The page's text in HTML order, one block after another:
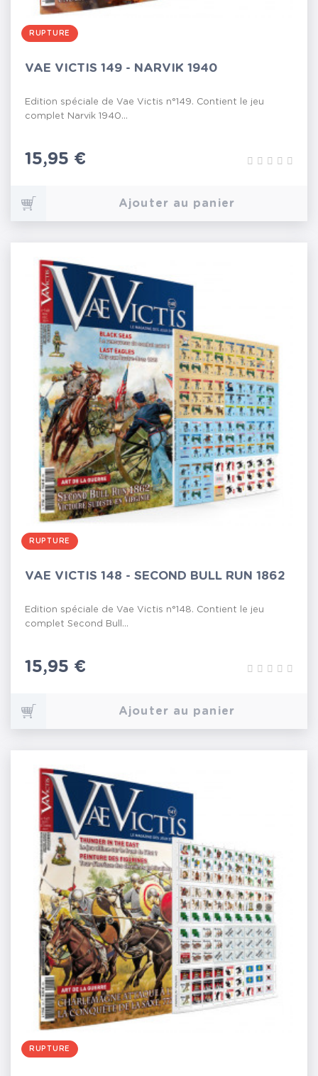
RUPTURE
VAE VICTIS 149 - NARVIK 1940
Edition spéciale de Vae Victis n°149. Contient le jeu
complet Narvik 1940...
Prix
15,95 €
Ajouter au panier
RUPTURE
VAE VICTIS 148 - SECOND BULL RUN 1862
Edition spéciale de Vae Victis n°148. Contient le jeu
complet Second Bull...
Prix
15,95 €
Ajouter au panier
RUPTURE